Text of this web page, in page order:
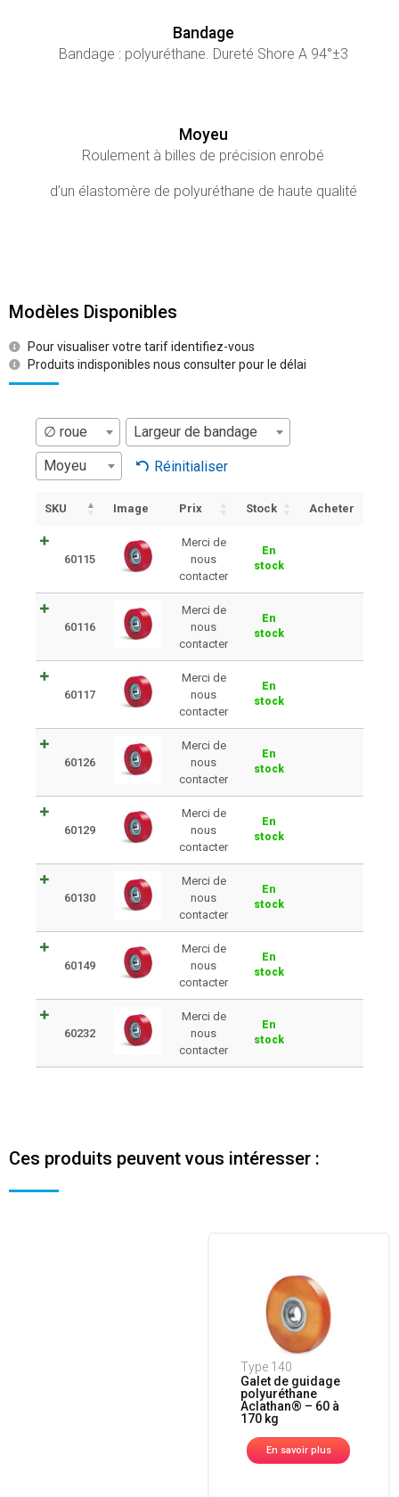
Bandage
Bandage : polyuréthane. Dureté Shore A 94°±3
Moyeu
Roulement à billes de précision enrobé
d’un élastomère de polyuréthane de haute qualité
Modèles Disponibles
Pour visualiser votre tarif identifiez-vous
Produits indisponibles nous consulter pour le délai
∅ roue
Largeur de bandage
Moyeu
Réinitialiser
SKU Image Prix Stock Acheter
60115
Merci de
nous
contacter
En
stock
60116
Merci de
nous
contacter
En
stock
60117
Merci de
nous
contacter
En
stock
60126
Merci de
nous
contacter
En
stock
60129
Merci de
nous
contacter
En
stock
60130
Merci de
nous
contacter
En
stock
60149
Merci de
nous
contacter
En
stock
60232
Merci de
nous
contacter
En
stock
Ces produits peuvent vous intéresser :
Type 140
Galet de guidage
polyuréthane
Aclathan® – 60 à
170 kg
En savoir plus